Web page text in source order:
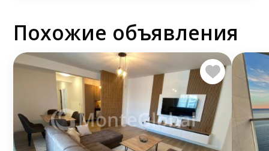
Похожие объявления